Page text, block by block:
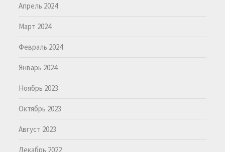
Апрель 2024
Март 2024
Февраль 2024
Январь 2024
Ноябрь 2023
Октябрь 2023
Август 2023
Декабрь 2022